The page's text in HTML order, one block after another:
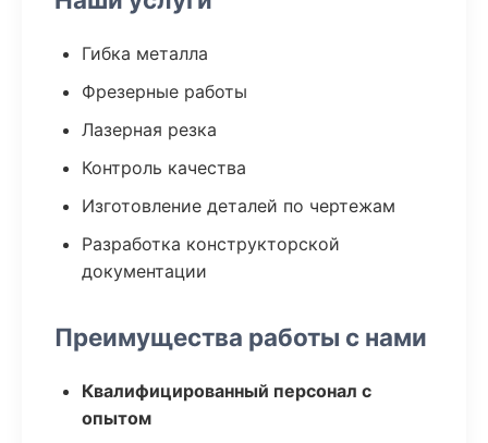
Гибка металла
Фрезерные работы
Лазерная резка
Контроль качества
Изготовление деталей по чертежам
Разработка конструкторской
документации
Преимущества работы с нами
Квалифицированный персонал с
опытом